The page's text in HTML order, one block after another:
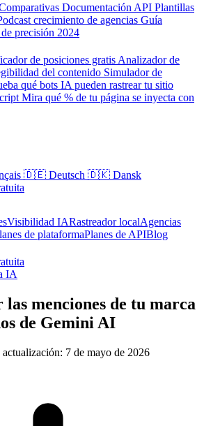
Documentación API Plantillas
crecimiento de agencias Guía
precisión 2024
de posiciones gratis Analizador de
del contenido Simulador de
qué bots IA pueden rastrear tu sitio
Mira qué % de tu página se inyecta con
🇩🇪 Deutsch 🇩🇰 Dansk
Visibilidad IARastreador localAgencias
de plataformaPlanes de APIBlog
IA
menciones de tu marca
de Gemini AI
7 de mayo de 2026